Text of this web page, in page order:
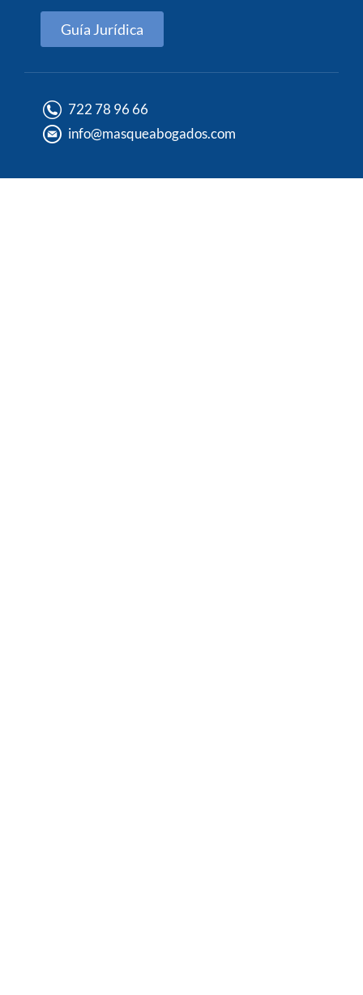
Guía Jurídica
722 78 96 66
info@masqueabogados.com